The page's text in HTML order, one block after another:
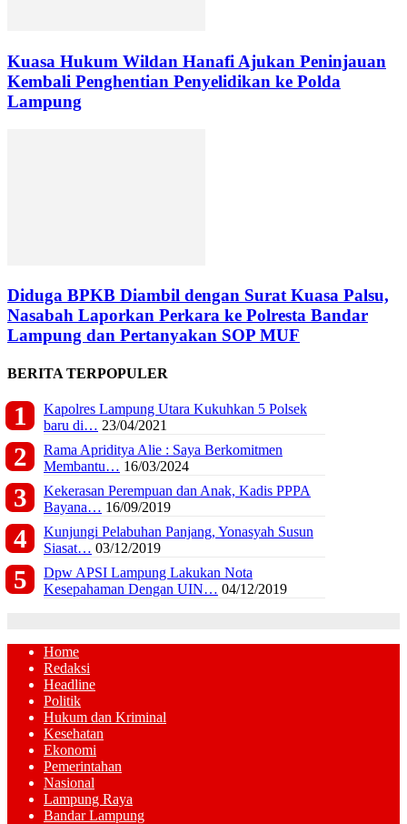
Kuasa Hukum Wildan Hanafi Ajukan Peninjauan
Kembali Penghentian Penyelidikan ke Polda
Lampung
Diduga BPKB Diambil dengan Surat Kuasa Palsu,
Nasabah Laporkan Perkara ke Polresta Bandar
Lampung dan Pertanyakan SOP MUF
BERITA TERPOPULER
Kapolres Lampung Utara Kukuhkan 5 Polsek
baru di… 23/04/2021
Rama Apriditya Alie : Saya Berkomitmen
Membantu… 16/03/2024
Kekerasan Perempuan dan Anak, Kadis PPPA
Bayana… 16/09/2019
Kunjungi Pelabuhan Panjang, Yonasyah Susun
Siasat… 03/12/2019
Dpw APSI Lampung Lakukan Nota
Kesepahaman Dengan UIN… 04/12/2019
Home
Redaksi
Headline
Politik
Hukum dan Kriminal
Kesehatan
Ekonomi
Pemerintahan
Nasional
Lampung Raya
Bandar Lampung